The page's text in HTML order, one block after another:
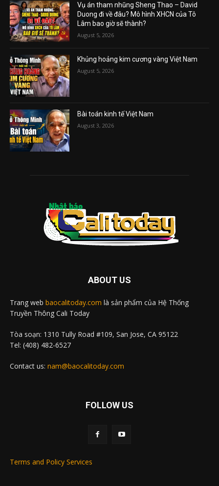
Vụ án tham nhũng Sheng Thao – David
Duong đi về đâu? Mô hình XHCN của Tô
Lâm bao giờ sẽ thành?
August 5, 2026
Khủng hoảng kim cương vàng Việt Nam
August 5, 2026
Bài toán kinh tế Việt Nam
August 3, 2026
ABOUT US
Trang web baocalitoday.com là sản phẩm của Hệ Thống
Truyền Thông Cali Today
Tòa soạn: 1310 Tully Road #109, San Jose, CA 95122
Tel: (408) 482-6527
Contact us: nam@baocalitoday.com
FOLLOW US
Terms and Policy Services